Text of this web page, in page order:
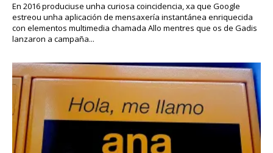
En 2016 produciuse unha curiosa coincidencia, xa que Google
estreou unha aplicación de mensaxería instantánea enriquecida
con elementos multimedia chamada Allo mentres que os de Gadis
lanzaron a campaña...